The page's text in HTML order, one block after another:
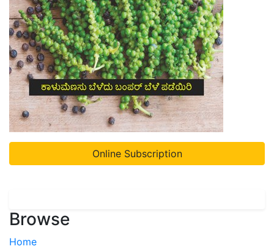
Online Subscription
Browse
Home